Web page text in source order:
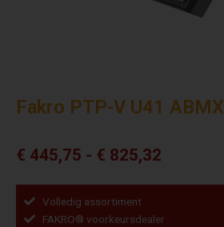
Fakro PTP-V U41 ABMX
€ 445,75 - € 825,32
tot
Volledig assortiment
FAKRO® voorkeursdealer